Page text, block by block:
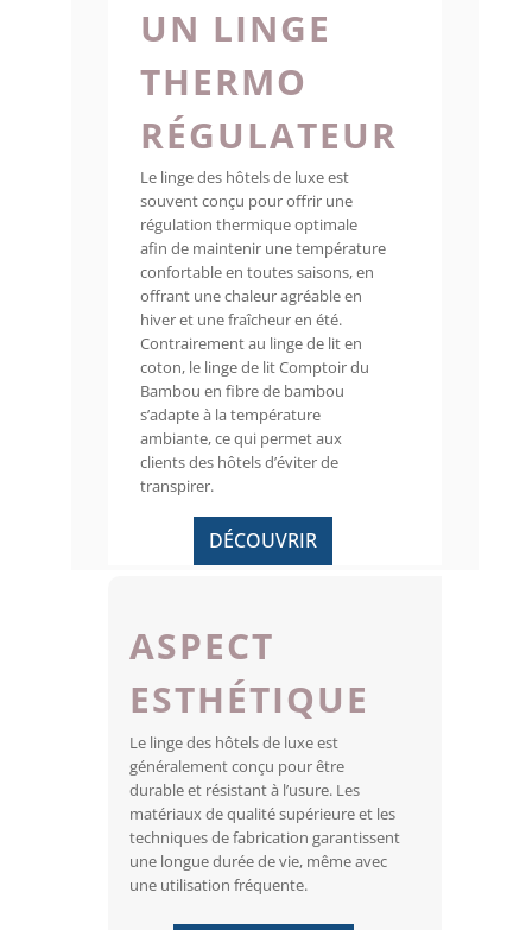
UN LINGE
THERMO
RÉGULATEUR
Le linge des hôtels de luxe est
souvent conçu pour offrir une
régulation thermique optimale
afin de maintenir une température
confortable en toutes saisons, en
offrant une chaleur agréable en
hiver et une fraîcheur en été.
Contrairement au linge de lit en
coton, le linge de lit Comptoir du
Bambou en fibre de bambou
s’adapte à la température
ambiante, ce qui permet aux
clients des hôtels d’éviter de
transpirer.
DÉCOUVRIR
ASPECT
ESTHÉTIQUE
Le linge des hôtels de luxe est
généralement conçu pour être
durable et résistant à l’usure. Les
matériaux de qualité supérieure et les
techniques de fabrication garantissent
une longue durée de vie, même avec
une utilisation fréquente.